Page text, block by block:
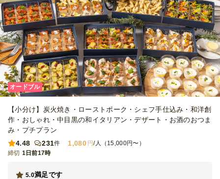
オードブル
【小分け】炭火焼き・ローストポーク・シェフ手仕込み・和洋創
作・おしゃれ・中目黒の和イタリアン・デザート・お酒のおつま
み・プチプラン
4.48
231件 1,080 円/人（15,000円〜）
締切 1日前17時
満足です
5.0